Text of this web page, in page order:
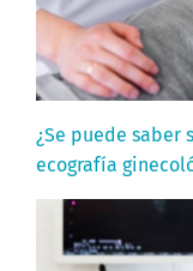
¿Se puede saber
ecografía